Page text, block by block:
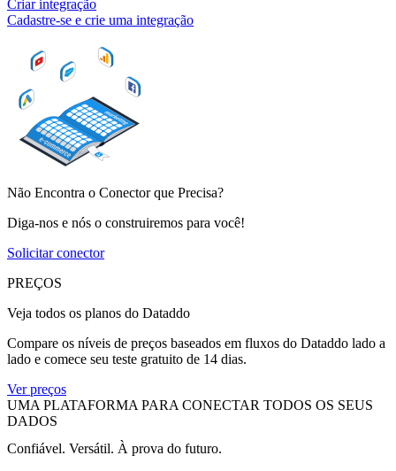
Criar integração
Cadastre-se e crie uma integração
Não Encontra o Conector que Precisa?
Diga-nos e nós o construiremos para você!
Solicitar conector
PREÇOS
Veja todos os planos do Dataddo
Compare os níveis de preços baseados em fluxos do Dataddo lado a
lado e comece seu teste gratuito de 14 dias.
Ver preços
UMA PLATAFORMA PARA CONECTAR TODOS OS SEUS
DADOS
Confiável. Versátil. À prova do futuro.